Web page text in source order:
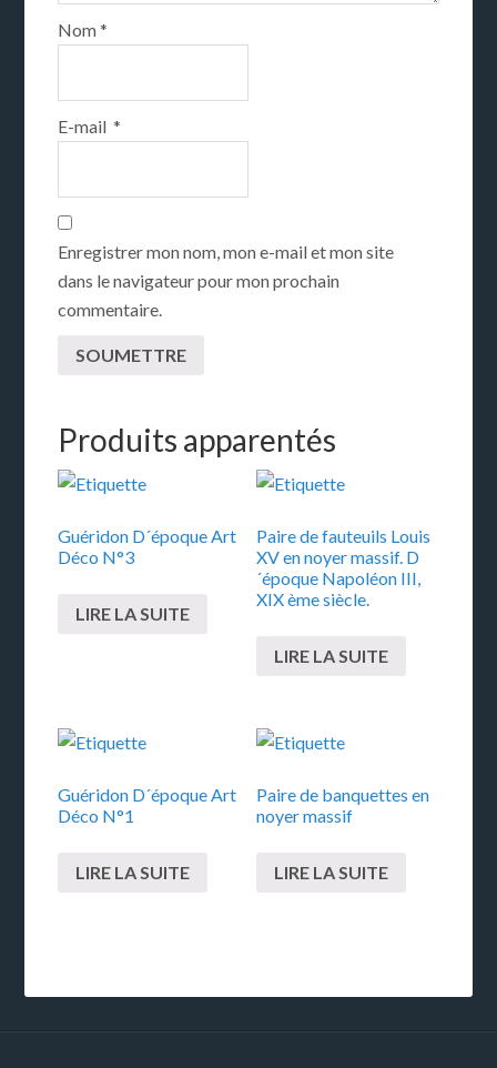
Nom*
E-mail*
Enregistrer mon nom, mon e-mail et mon site
dans le navigateur pour mon prochain
commentaire.
Produits apparentés
Guéridon D´époque Art
Déco N°3
LIRE LA SUITE
Paire de fauteuils Louis
XV en noyer massif. D
´époque Napoléon III,
XIX ème siècle.
LIRE LA SUITE
Guéridon D´époque Art
Déco N°1
LIRE LA SUITE
Paire de banquettes en
noyer massif
LIRE LA SUITE